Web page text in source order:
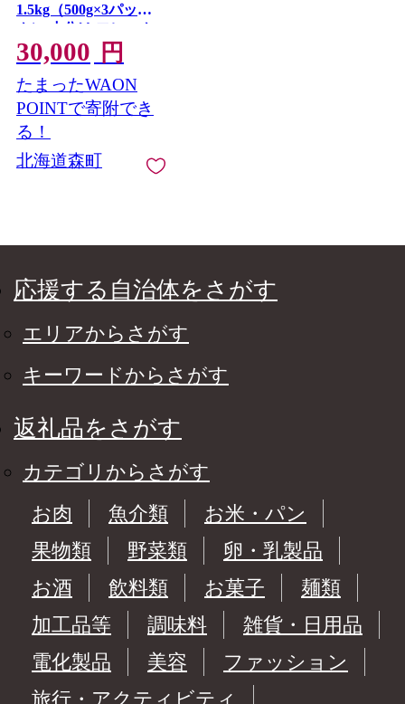
1.5kg（500g×3パッ
ク） 小分け フレーク
刺身用 冷凍 ＜海鮮問
屋 株式会社 瑞宝＞
小分け 森町 ほたて 帆
立 ホタテ 海産物 魚貝
類 おつまみ 海鮮丼 魚
介類 貝柱 ふるさと納
税 北海道 訳あり mr1-
30,000 円
たまったWAON
POINTで寄附でき
る！
北海道森町
応援する自治体をさがす
エリアからさがす
キーワードからさがす
返礼品をさがす
カテゴリからさがす
お肉
魚介類
お米・パン
果物類
野菜類
卵・乳製品
お酒
飲料類 お菓子
麺類
加工品等
調味料
雑貨・日用品
電化製品
美容
ファッション
旅行・アクティビティ